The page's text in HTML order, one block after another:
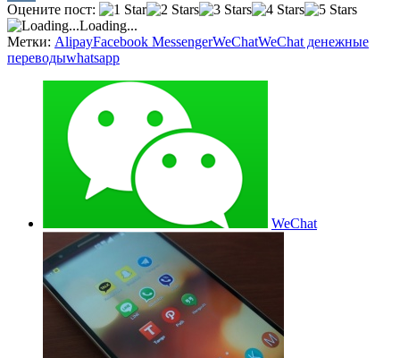
VK
Оцените пост:
Loading...
Метки: AlipayFacebook MessengerWeChatWeChat денежные
переводыwhatsapp
WeChat